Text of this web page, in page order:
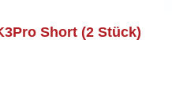
Short (2 Stück)